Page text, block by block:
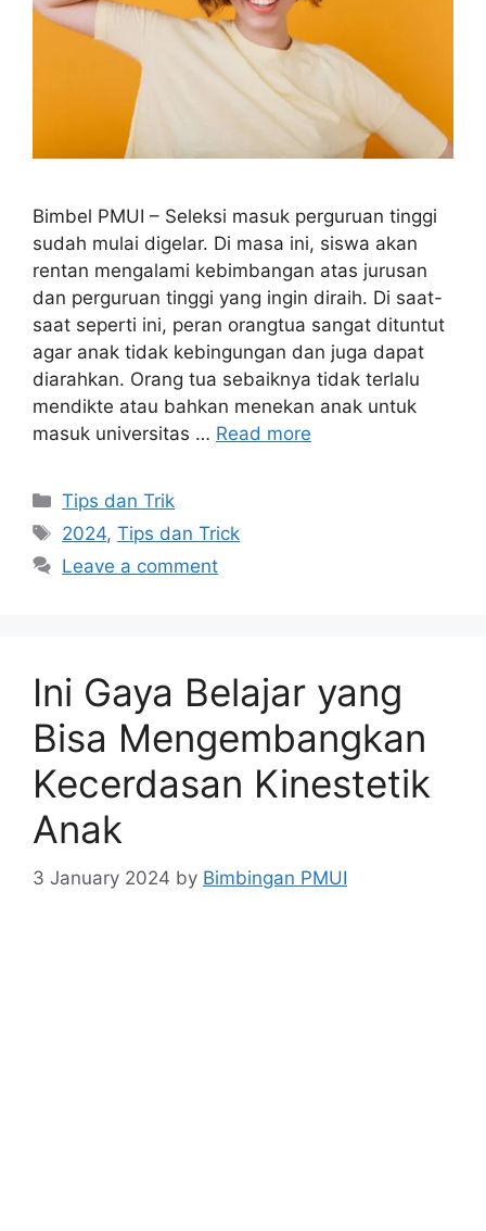
Bimbel PMUI – Seleksi masuk perguruan tinggi
sudah mulai digelar. Di masa ini, siswa akan
rentan mengalami kebimbangan atas jurusan
dan perguruan tinggi yang ingin diraih. Di saat-
saat seperti ini, peran orangtua sangat dituntut
agar anak tidak kebingungan dan juga dapat
diarahkan. Orang tua sebaiknya tidak terlalu
mendikte atau bahkan menekan anak untuk
masuk universitas … Read more
Tips dan Trik
2024,Tips dan Trick
Leave a comment
Ini Gaya Belajar yang
Bisa Mengembangkan
Kecerdasan Kinestetik
Anak
3 January 2024 by Bimbingan PMUI